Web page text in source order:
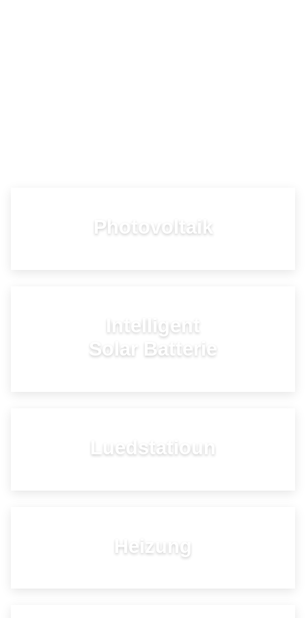
Photovoltaik
Intelligent
Solar Batterie
Luedstatioun
Heizung